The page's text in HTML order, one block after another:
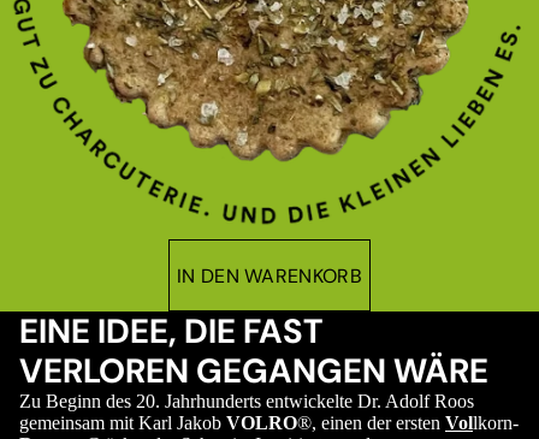
IN DEN WARENKORB
EINE IDEE, DIE FAST
VERLOREN GEGANGEN WÄRE
Zu Beginn des 20. Jahrhunderts entwickelte Dr. Adolf Roos
gemeinsam mit Karl Jakob VOLRO®, einen der ersten Vollkorn-